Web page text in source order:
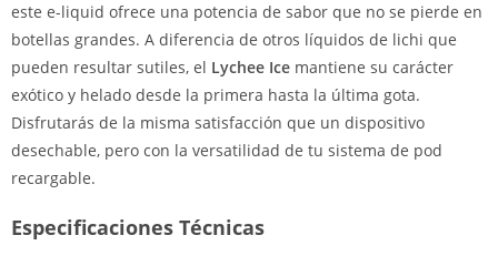
este e-liquid ofrece una potencia de sabor que no se pierde en
botellas grandes. A diferencia de otros líquidos de lichi que
pueden resultar sutiles, el Lychee Ice mantiene su carácter
exótico y helado desde la primera hasta la última gota.
Disfrutarás de la misma satisfacción que un dispositivo
desechable, pero con la versatilidad de tu sistema de pod
recargable.
Especificaciones Técnicas